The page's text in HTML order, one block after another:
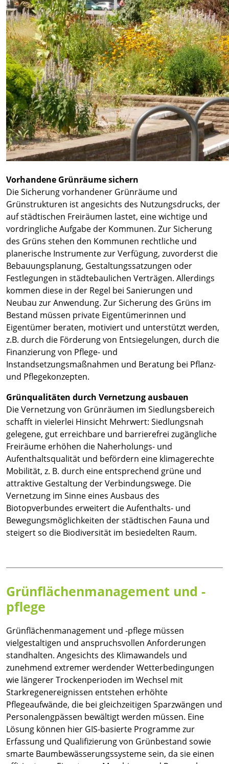
Vorhandene Grünräume sichern
Die Sicherung vorhandener Grünräume und
Grünstrukturen ist angesichts des Nutzungsdrucks, der
auf städtischen Freiräumen lastet, eine wichtige und
vordringliche Aufgabe der Kommunen. Zur Sicherung
des Grüns stehen den Kommunen rechtliche und
planerische Instrumente zur Verfügung, zuvorderst die
Bebauungsplanung, Gestaltungssatzungen oder
Festlegungen in städtebaulichen Verträgen. Allerdings
kommen diese in der Regel bei Sanierungen und
Neubau zur Anwendung. Zur Sicherung des Grüns im
Bestand müssen private Eigentümerinnen und
Eigentümer beraten, motiviert und unterstützt werden,
z.B. durch die Förderung von Entsiegelungen, durch die
Finanzierung von Pflege- und
Instandsetzungsmaßnahmen und Beratung bei Pflanz-
und Pflegekonzepten.
Grünqualitäten durch Vernetzung ausbauen
Die Vernetzung von Grünräumen im Siedlungsbereich
schafft in vielerlei Hinsicht Mehrwert: Siedlungsnah
gelegene, gut erreichbare und barrierefrei zugängliche
Freiräume erhöhen die Naherholungs- und
Aufenthaltsqualität und befördern eine klimagerechte
Mobilität, z. B. durch eine entsprechend grüne und
attraktive Gestaltung der Verbindungswege. Die
Vernetzung im Sinne eines Ausbaus des
Biotopverbundes erweitert die Aufenthalts- und
Bewegungsmöglichkeiten der städtischen Fauna und
steigert so die Biodiversität im besiedelten Raum.
Grünflächenmanagement und -
pflege
Grünflächenmanagement und -pflege müssen
vielgestaltigen und anspruchsvollen Anforderungen
standhalten. Angesichts des Klimawandels und
zunehmend extremer werdender Wetterbedingungen
wie längerer Trockenperioden im Wechsel mit
Starkregenereignissen entstehen erhöhte
Pflegeaufwände, die bei gleichzeitigen Sparzwängen und
Personalengpässen bewältigt werden müssen. Eine
Lösung können hier GIS-basierte Programme zur
Erfassung und Qualifizierung von Grünbestand sowie
smarte Baumbewässerungssysteme sein, da sie einen